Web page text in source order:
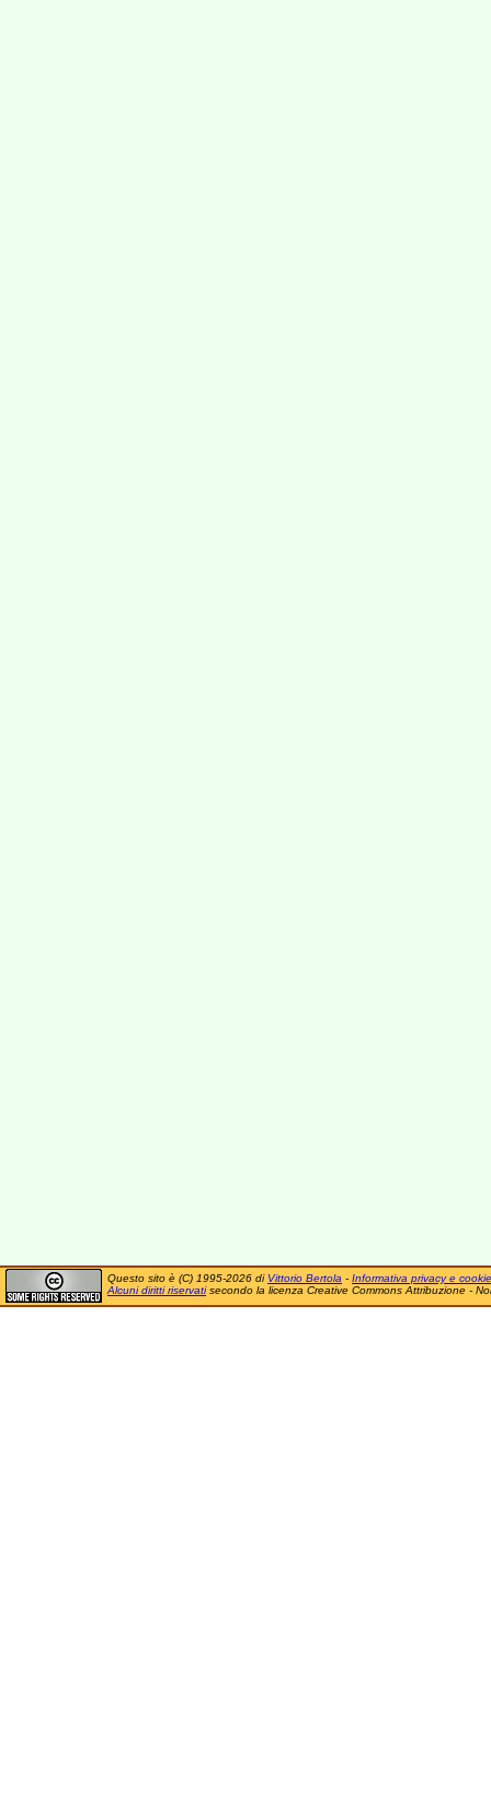
Questo sito è (C) 1995-2026 di Vittorio Bertola - Informativa privacy e cookie
Alcuni diritti riservatisecondo la licenza Creative Commons Attribuzione -